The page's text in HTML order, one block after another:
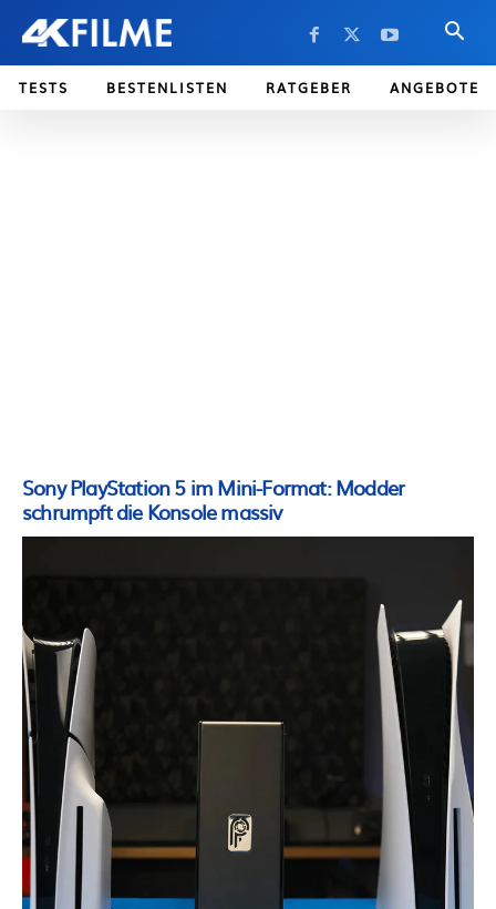
TESTS BESTENLISTEN RATGEBER ANGEBOTE
Sony PlayStation 5 im Mini-Format: Modder
schrumpft die Konsole massiv